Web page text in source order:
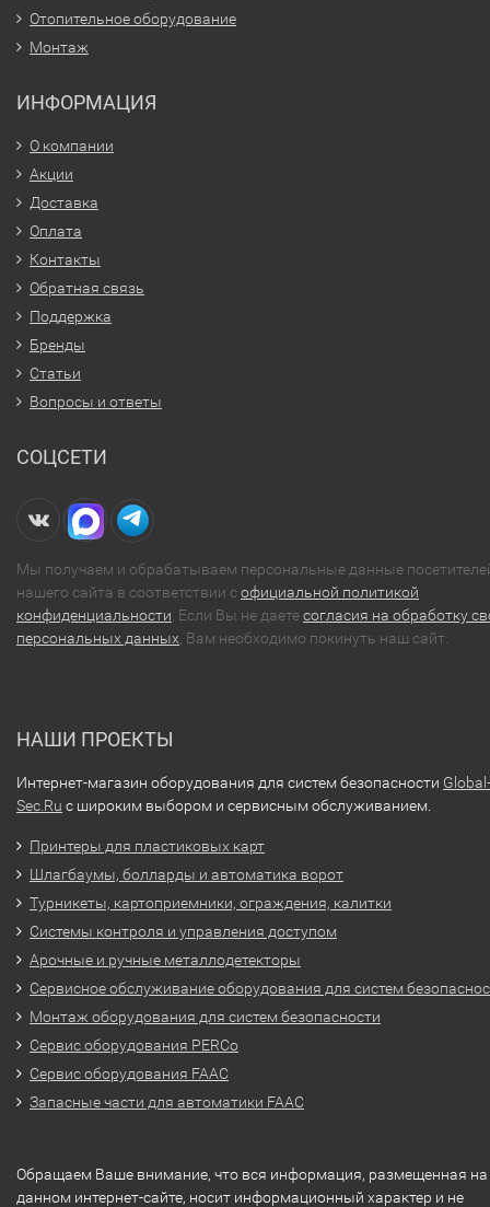
Отопительное оборудование
Монтаж
ИНФОРМАЦИЯ
О компании
Акции
Доставка
Оплата
Контакты
Обратная связь
Поддержка
Бренды
Статьи
Вопросы и ответы
СОЦСЕТИ
Мы получаем и обрабатываем персональные данные
нашего сайта в соответствии софициальной политикой
конфиденциальности . Если Вы не даетесогласия на обработку
персональных данных , Вам необходимо покинуть наш сайт.
НАШИ ПРОЕКТЫ
Интернет-магазин оборудования для систем безопасности Global-
Sec.Ru с широким выбором и сервисным обслуживанием.
Принтеры для пластиковых карт
Шлагбаумы, болларды и автоматика ворот
Турникеты, картоприемники, ограждения, калитки
Системы контроля и управления доступом
Арочные и ручные металлодетекторы
Сервисное обслуживание оборудования для систем
Монтаж оборудования для систем безопасности
Сервис оборудования PERCo
Сервис оборудования FAAC
Запасные части для автоматики FAAC
Обращаем Ваше внимание, что вся информация, размещенная на
данном интернет-сайте, носит информационный характер и не